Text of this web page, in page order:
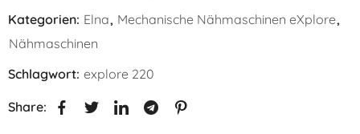
Kategorien: Elna, Mechanische Nähmaschinen eXplore,
Nähmaschinen
Schlagwort: explore 220
Share: